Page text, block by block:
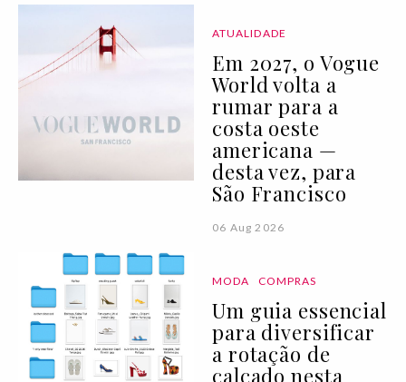
ATUALIDADE
Em 2027, o Vogue
World volta a
rumar para a
costa oeste
americana —
desta vez, para
São Francisco
06 Aug 2026
MODA COMPRAS
Um guia essencial
para diversificar
a rotação de
calçado nesta